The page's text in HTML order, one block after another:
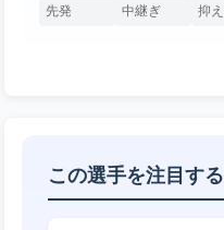
先発 中継ぎ 抑え
この選手を注目する